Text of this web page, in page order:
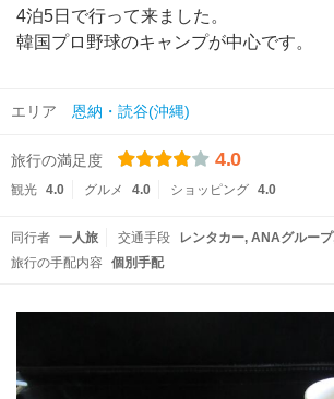
4泊5日で行って来ました。
韓国プロ野球のキャンプが中心です。
エリア 恩納・読谷(沖縄)
旅行の満足度 4.0
観光 4.0 グルメ 4.0 ショッピング 4.0
同行者 一人旅 交通手段 レンタカー ANAグループ
旅行の手配内容
個別手配